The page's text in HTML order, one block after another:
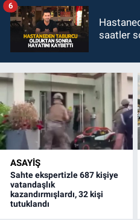
saatler
6
ASAYİŞ
Sahte ekspertizle 687 kişiye
vatandaşlık
kazandırmışlardı, 32 kişi
tutuklandı